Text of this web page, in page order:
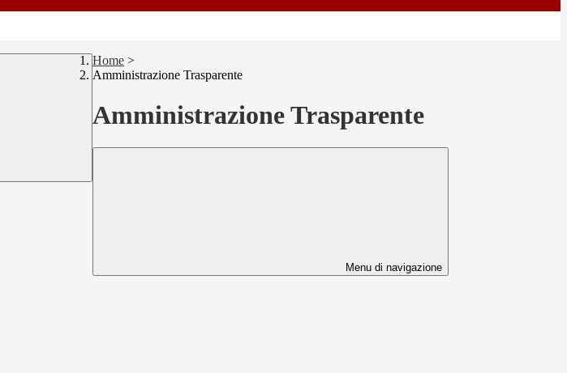
Home >
Amministrazione Trasparente
Amministrazione Trasparente
Menu di navigazione